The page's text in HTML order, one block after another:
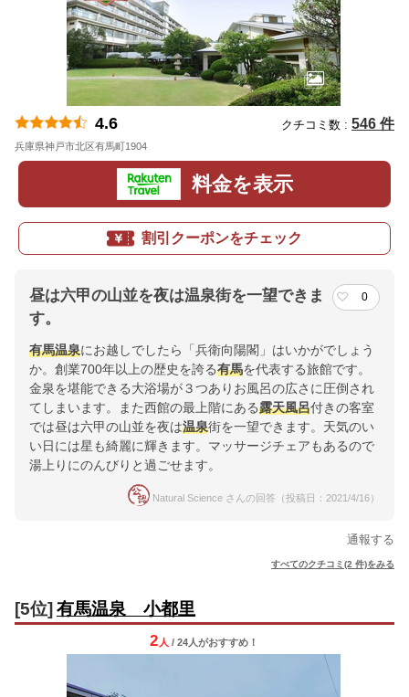
4.6 クチコミ数 : 546 件
兵庫県神戸市北区有馬町1904
料金を表示
割引クーポンをチェック
昼は六甲の山並を夜は温泉街を一望できま
す。
0
有馬温泉にお越しでしたら「兵衛向陽閣」はいかがでしょう
か。創業700年以上の歴史を誇る有馬を代表する旅館です。
金泉を堪能できる大浴場が３つありお風呂の広さに圧倒され
てしまいます。また西館の最上階にある露天風呂付きの客室
では昼は六甲の山並を夜は温泉街を一望できます。天気のい
い日には星も綺麗に輝きます。マッサージチェアもあるので
湯上りにのんびりと過ごせます。
Natural Science さんの回答（投稿日：2021/4/16）
通報する
すべてのクチコミ(2 件)をみる
[5位] 有馬温泉 小都里
2 人 / 24人がおすすめ！